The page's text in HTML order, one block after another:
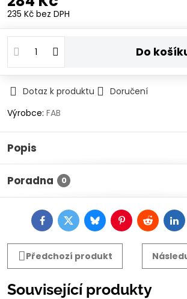
235 Kč bez DPH
Do
Dotaz k produktu
Doručení
Výrobce: FAB
Popis
Poradna 0
FacebookTwitterBlueskyPinterestReddit
Předchozí produkt
Související produkty